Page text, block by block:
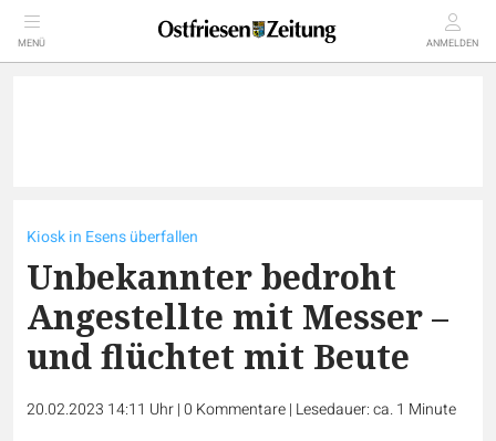
MENÜ ANMELDEN
Kiosk in Esens überfallen
Unbekannter bedroht
Angestellte mit Messer –
und flüchtet mit Beute
20.02.2023 14:11 Uhr|0 Kommentare| Lesedauer: ca. 1 Minute